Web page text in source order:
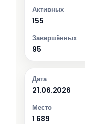
155
95
21.06.2026
1 689